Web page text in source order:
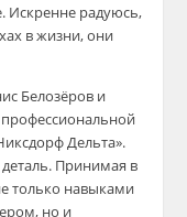
Искренне радуюсь,
в жизни, они
Белозёров и
Дельта».
Принимая в
только навыками
но и